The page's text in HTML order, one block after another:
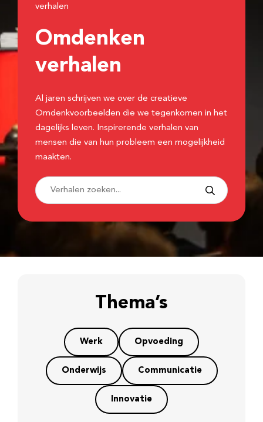
verhalen
Omdenken
verhalen
Al jaren schrijven we over de creatieve
Omdenkvoorbeelden die we tegenkomen in het
dagelijks leven. Inspirerende verhalen van
mensen die van hun probleem een mogelijkheid
maakten.
Thema’s
Werk Opvoeding
Onderwijs Communicatie
Innovatie